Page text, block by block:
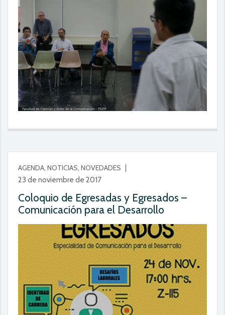
AGENDA, NOTICIAS, NOVEDADES
23 de noviembre de 2017
Coloquio de Egresadas y Egresados –
Comunicación para el Desarrollo